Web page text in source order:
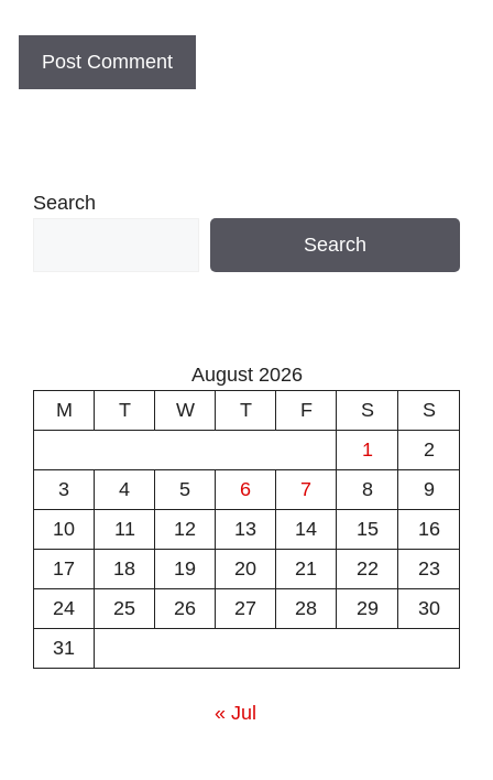
Search
Search
August 2026
M
T W T F S
S
1
2
3
4 5 6 7 8
9
10
11 12 13 14 15
16
17
18 19 20 21 22
23
24
25 26 27 28 29
30
31
« Jul